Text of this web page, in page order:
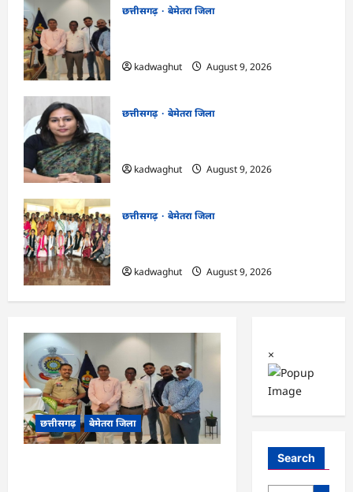
छत्तीसगढ़
बेमेतरा जिला
kadwaghut
August 9, 2026
छत्तीसगढ़
बेमेतरा जिला
kadwaghut
August 9, 2026
छत्तीसगढ़
बेमेतरा जिला
kadwaghut
August 9, 2026
छत्तीसगढ़ बेमेतरा जिला
×
Search